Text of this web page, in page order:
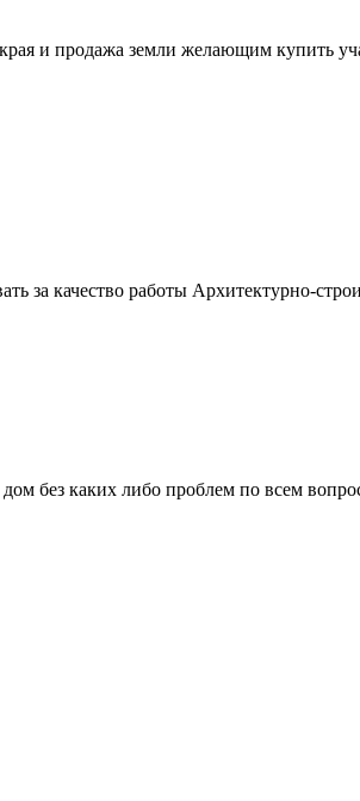
и продажа земли желающим купить
качество работы Архитектурно-
без каких либо проблем по всем